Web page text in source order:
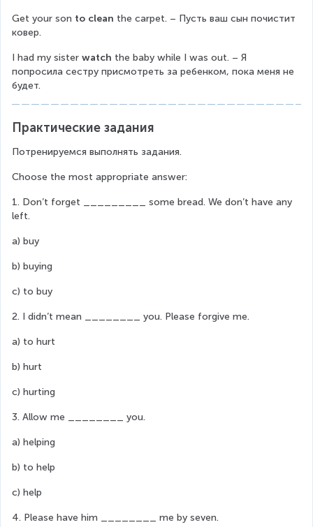
Get your son to clean the carpet. – Пусть ваш сын почистит
ковер.
I had my sister watch the baby while I was out. – Я
попросила сестру присмотреть за ребенком, пока меня не
будет.
Практические задания
Потренируемся выполнять задания.
Choose the most appropriate answer:
1. Don’t forget _________ some bread. We don’t have any
left.
a) buy
b) buying
c) to buy
2. I didn’t mean ________ you. Please forgive me.
a) to hurt
b) hurt
c) hurting
3. Allow me ________ you.
a) helping
b) to help
c) help
4. Please have him ________ me by seven.